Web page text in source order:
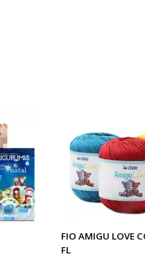
FIO AMIGU LOVE
FL